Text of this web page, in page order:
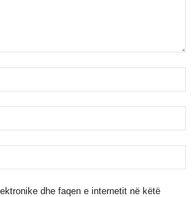
dhe faqen e internetit në këtë